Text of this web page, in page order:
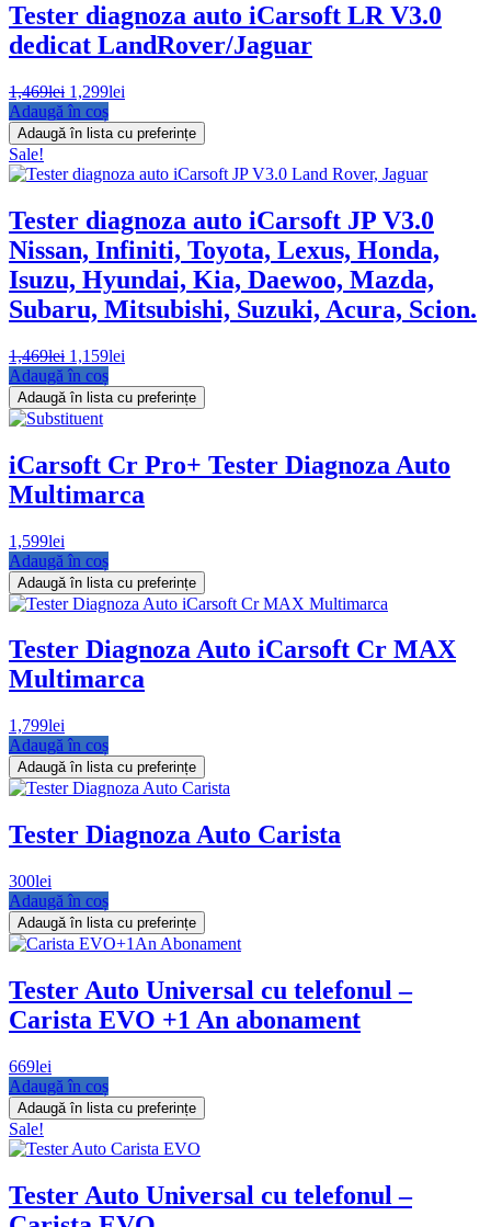
Tester diagnoza auto iCarsoft LR V3.0
dedicat LandRover/Jaguar
1,469lei Prețul
inițial
a
fost:
1,469lei.
1,299lei
este:
1,299lei.
Adaugă în coș
Adaugă în lista cu preferințe
Sale!
Tester diagnoza auto iCarsoft JP V3.0
Nissan, Infiniti, Toyota, Lexus, Honda,
Isuzu, Hyundai, Kia, Daewoo, Mazda,
Subaru, Mitsubishi, Suzuki, Acura, Scion.
1,469lei Prețul
inițial
a
fost:
1,159lei
este:
1,159lei.
Adaugă în coș
Adaugă în lista cu preferințe
iCarsoft Cr Pro+ Tester Diagnoza Auto
Multimarca
1,599lei
Adaugă în coș
Adaugă în lista cu preferințe
Tester Diagnoza Auto iCarsoft Cr MAX
Multimarca
1,799lei
Adaugă în coș
Adaugă în lista cu preferințe
Tester Diagnoza Auto Carista
300lei
Adaugă în coș
Adaugă în lista cu preferințe
Tester Auto Universal cu telefonul –
Carista EVO +1 An abonament
669lei
Adaugă în coș
Adaugă în lista cu preferințe
Sale!
Tester Auto Universal cu telefonul –